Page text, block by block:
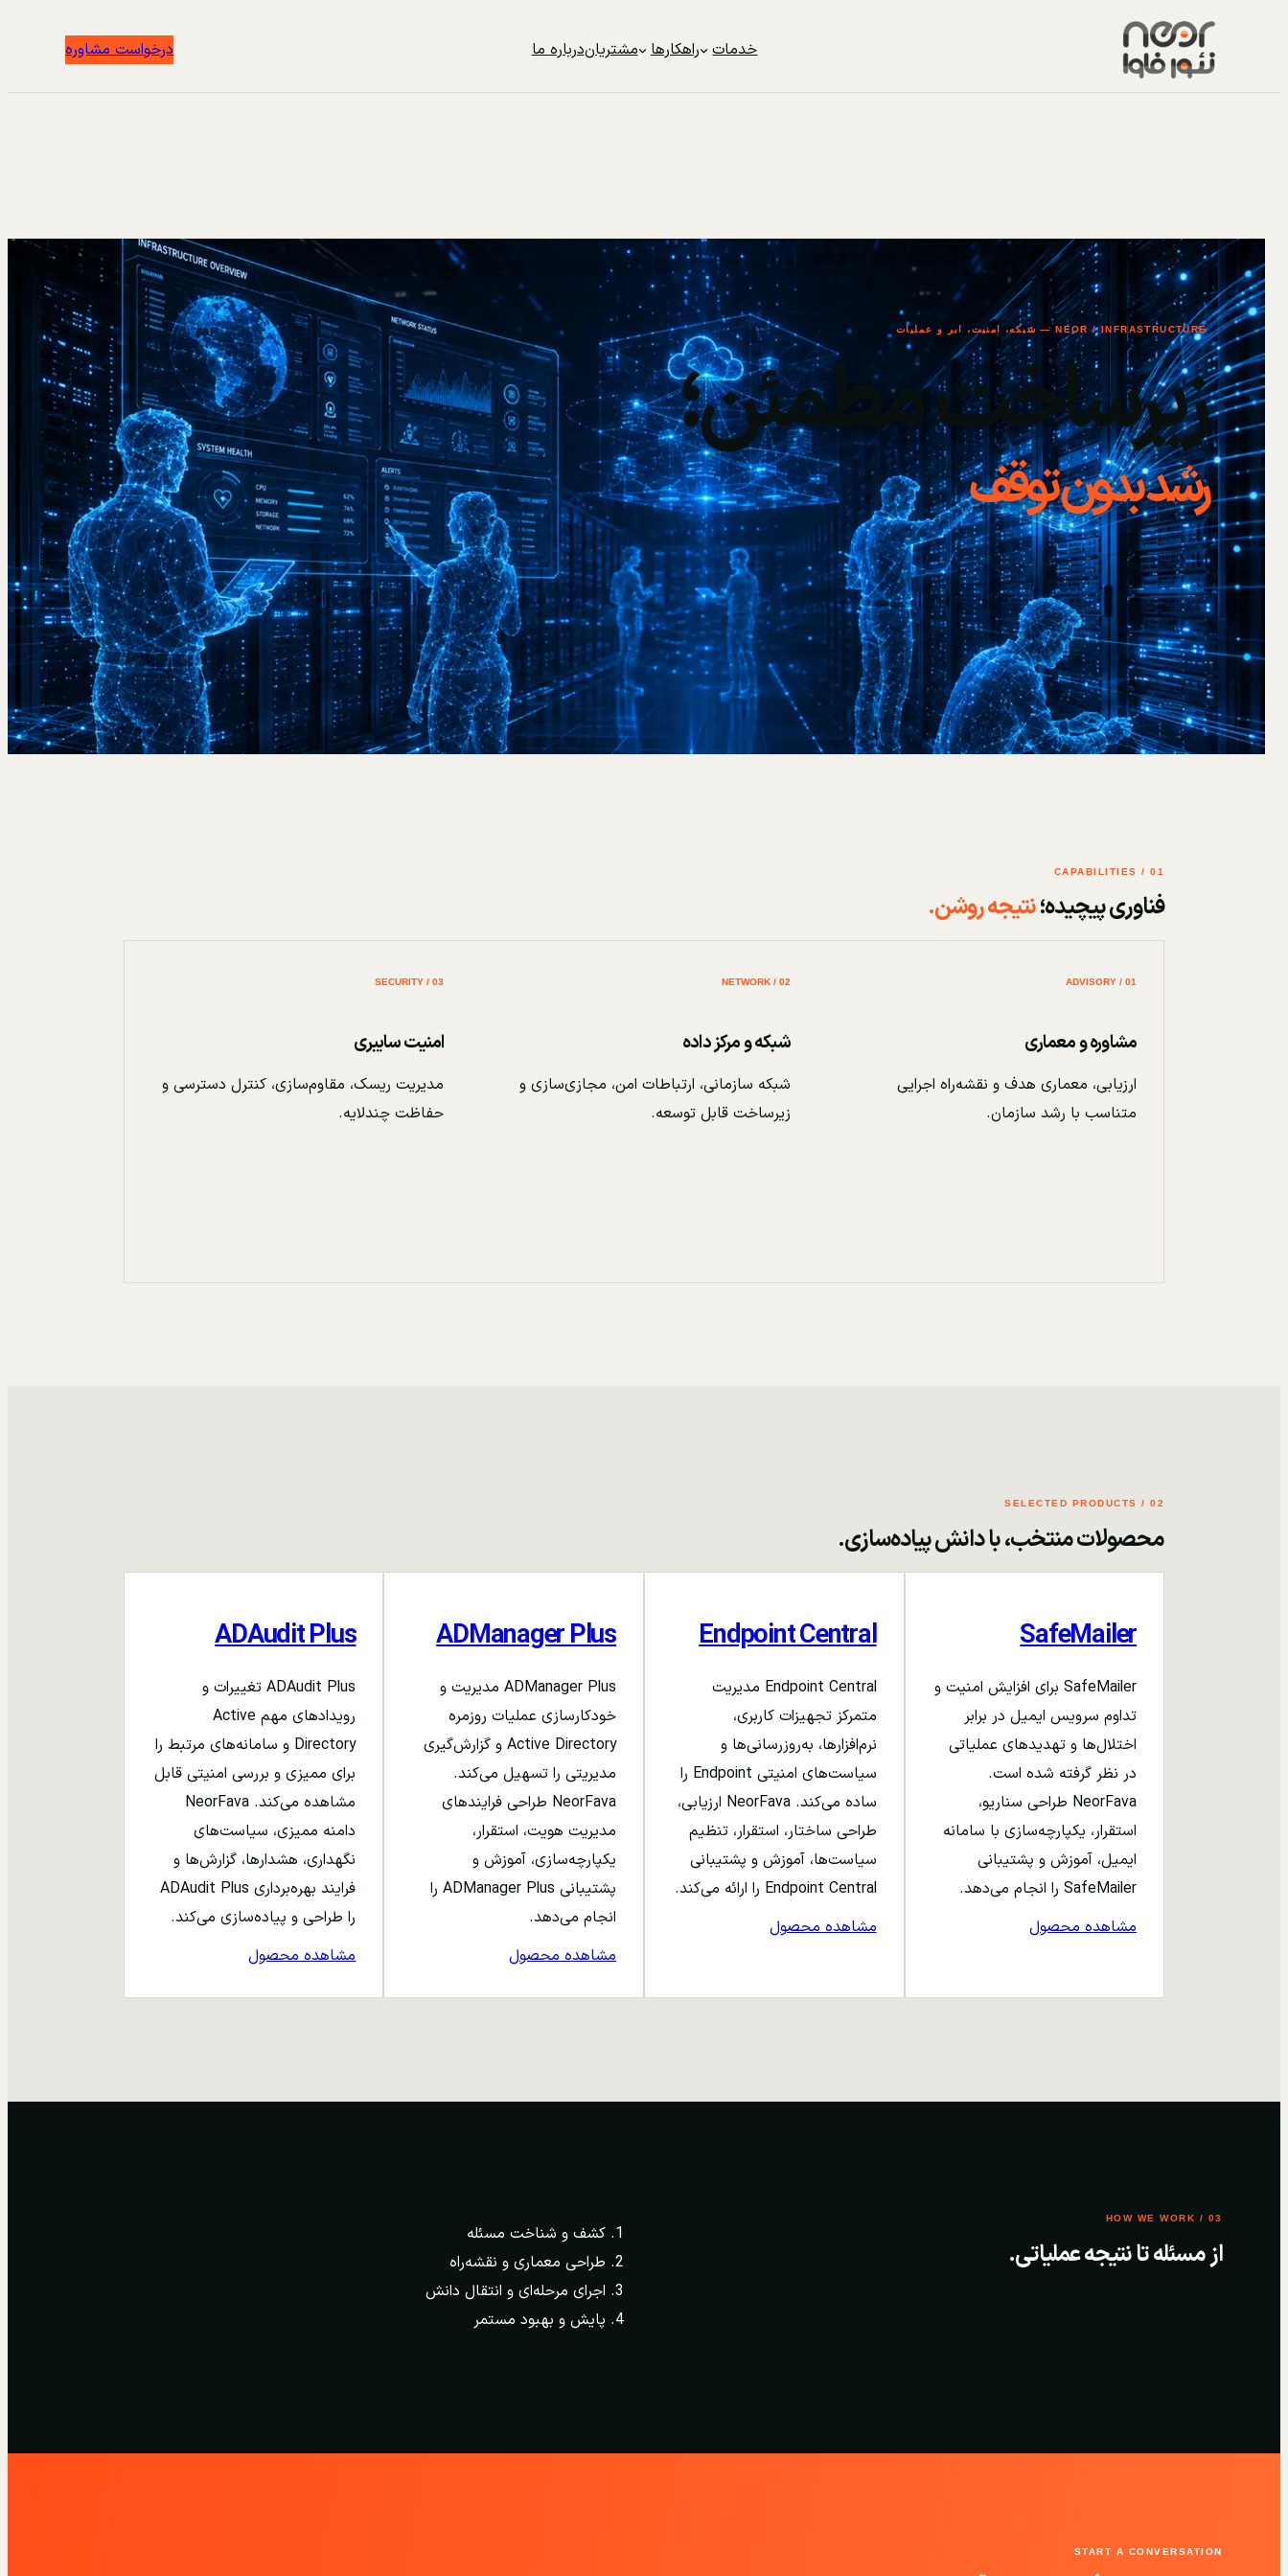
خدمات راهکارها مشتریاندرباره ما درخواست مشاوره
NEOR / INFRASTRUCTURE — شبکه، امنیت، ابر و عملیات
زیرساخت مطمئن؛
رشد بدون توقف
01 / CAPABILITIES
فناوری پیچیده؛نتیجه روشن.
01 / ADVISORY
مشاوره و معماری
ارزیابی، معماری هدف و نقشه‌راه اجرایی
متناسب با رشد سازمان.
02 / NETWORK
شبکه و مرکز داده
شبکه سازمانی، ارتباطات امن، مجازی‌سازی و
زیرساخت قابل توسعه.
03 / SECURITY
امنیت سایبری
مدیریت ریسک، مقاوم‌سازی، کنترل دسترسی و
حفاظت چندلایه.
02 / SELECTED PRODUCTS
محصولات منتخب، با دانش پیاده‌سازی.
SafeMailer
SafeMailer برای افزایش امنیت و
تداوم سرویس ایمیل در برابر
اختلال‌ها و تهدیدهای عملیاتی
در نظر گرفته شده است.
NeorFava طراحی سناریو،
استقرار، یکپارچه‌سازی با سامانه
ایمیل، آموزش و پشتیبانی
SafeMailer را انجام می‌دهد.
مشاهده محصول
Endpoint Central
Endpoint Central مدیریت
متمرکز تجهیزات کاربری،
نرم‌افزارها، به‌روزرسانی‌ها و
سیاست‌های امنیتی Endpoint را
ساده می‌کند. NeorFava ارزیابی،
طراحی ساختار، استقرار، تنظیم
سیاست‌ها، آموزش و پشتیبانی
Endpoint Central را ارائه می‌کند.
مشاهده محصول
ADManager Plus
ADManager Plus مدیریت و
خودکارسازی عملیات روزمره
Active Directory و گزارش‌گیری
مدیریتی را تسهیل می‌کند.
NeorFava طراحی فرایندهای
مدیریت هویت، استقرار،
یکپارچه‌سازی، آموزش و
پشتیبانی ADManager Plus را
انجام می‌دهد.
مشاهده محصول
ADAudit Plus
ADAudit Plus تغییرات و
رویدادهای مهم Active
Directory و سامانه‌های مرتبط را
برای ممیزی و بررسی امنیتی قابل
مشاهده می‌کند. NeorFava
دامنه ممیزی، سیاست‌های
نگهداری، هشدارها، گزارش‌ها و
فرایند بهره‌برداری ADAudit Plus
را طراحی و پیاده‌سازی می‌کند.
مشاهده محصول
03 / HOW WE WORK
از مسئله تا نتیجه عملیاتی.
کشف و شناخت مسئله
طراحی معماری و نقشه‌راه
اجرای مرحله‌ای و انتقال دانش
پایش و بهبود مستمر
START A CONVERSATION